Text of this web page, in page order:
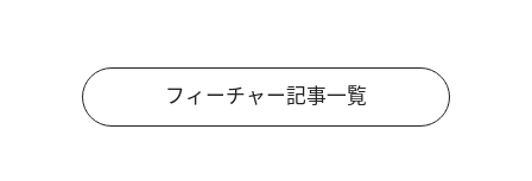
フィーチャー記事一覧